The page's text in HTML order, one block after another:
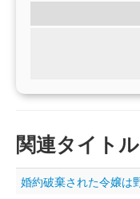
関連タイトル
婚約破棄された令嬢は